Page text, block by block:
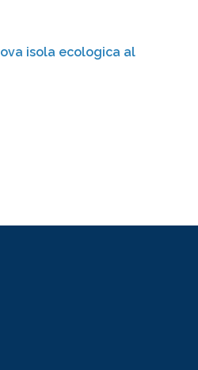
ecologica al